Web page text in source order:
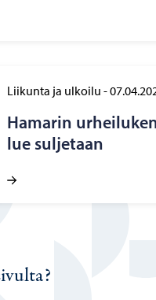
Liikunta ja ulkoilu -
Ha­ma­rin
lue sul­je­taan